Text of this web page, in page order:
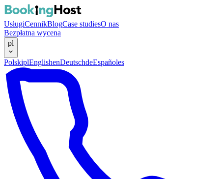
UsługiCennikBlogCase studiesO nas
Bezpłatna wycena
pl
PolskiplEnglishenDeutschdeEspañoles